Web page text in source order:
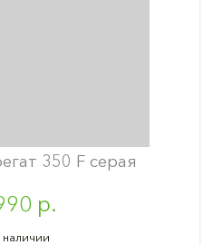
350 F серая
р.
наличии